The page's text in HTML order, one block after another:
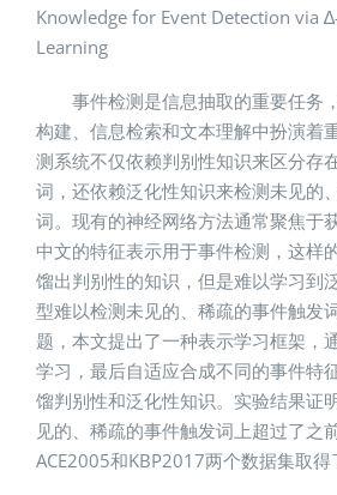
Knowledge for Event Detection via
Learning
事件检测是信息抽取的重要任务
构建、信息检索和文本理解中扮演着
测系统不仅依赖判别性知识来区分存
词，还依赖泛化性知识来检测未见的
词。现有的神经网络方法通常聚焦于
中文的特征表示用于事件检测，这样
馏出判别性的知识，但是难以学习到
型难以检测未见的、稀疏的事件触发
题，本文提出了一种表示学习框架，
学习，最后自适应合成不同的事件特
馏判别性和泛化性知识。实验结果证
见的、稀疏的事件触发词上超过了之
ACE2005和KBP2017两个数据集取得